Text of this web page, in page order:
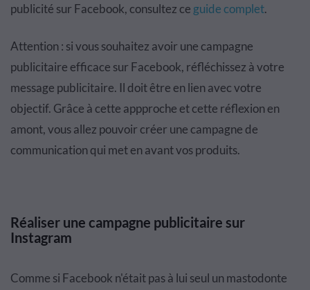
publicité sur Facebook, consultez ce guide complet.
Attention : si vous souhaitez avoir une campagne
publicitaire efficace sur Facebook, réfléchissez à votre
message publicitaire. Il doit être en lien avec votre
objectif. Grâce à cette appproche et cette réflexion en
amont, vous allez pouvoir créer une campagne de
communication qui met en avant vos produits.
Réaliser une campagne publicitaire sur
Instagram
Comme si Facebook n'était pas à lui seul un mastodonte